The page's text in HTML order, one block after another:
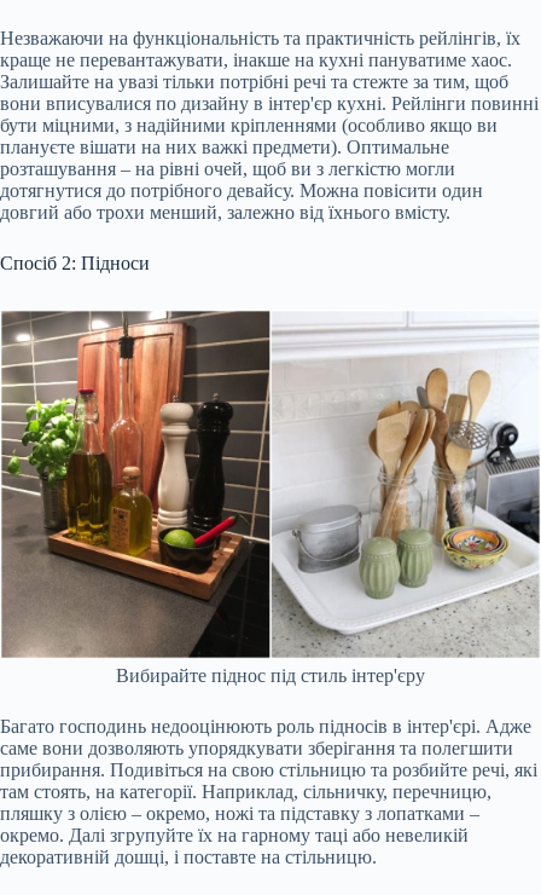
Незважаючи на функціональність та практичність рейлінгів, їх
краще не перевантажувати, інакше на кухні пануватиме хаос.
Залишайте на увазі тільки потрібні речі та стежте за тим, щоб
вони вписувалися по дизайну в інтер'єр кухні. Рейлінги повинні
бути міцними, з надійними кріпленнями (особливо якщо ви
плануєте вішати на них важкі предмети). Оптимальне
розташування – на рівні очей, щоб ви з легкістю могли
дотягнутися до потрібного девайсу. Можна повісити один
довгий або трохи менший, залежно від їхнього вмісту.
Спосіб 2: Підноси
Вибирайте піднос під стиль інтер'єру
Багато господинь недооцінюють роль підносів в інтер'єрі. Адже
саме вони дозволяють упорядкувати зберігання та полегшити
прибирання. Подивіться на свою стільницю та розбийте речі, які
там стоять, на категорії. Наприклад, сільничку, перечницю,
пляшку з олією – окремо, ножі та підставку з лопатками –
окремо. Далі згрупуйте їх на гарному таці або невеликій
декоративній дошці, і поставте на стільницю.